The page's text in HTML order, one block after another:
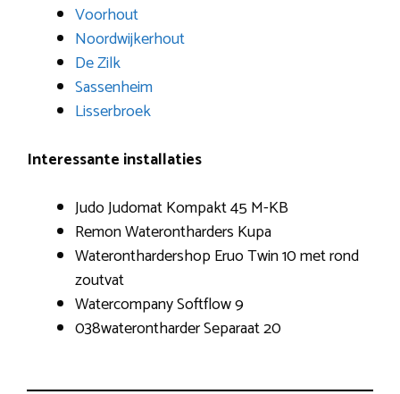
Voorhout
Noordwijkerhout
De Zilk
Sassenheim
Lisserbroek
Interessante installaties
Judo Judomat Kompakt 45 M-KB
Remon Waterontharders Kupa
Wateronthardershop Eruo Twin 10 met rond
zoutvat
Watercompany Softflow 9
038waterontharder Separaat 20